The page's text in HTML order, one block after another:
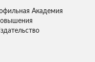
Академия